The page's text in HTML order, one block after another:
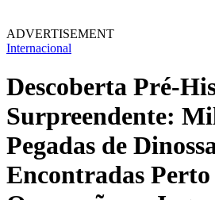
ADVERTISEMENT
Internacional
Descoberta Pré-
Surpreendente:
Pegadas de
Encontradas